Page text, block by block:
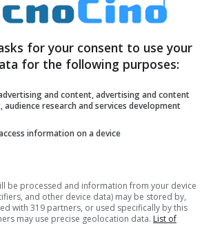
for your consent to use your
for the following purposes:
and content, advertising and content
audience research and services development
information on a device
be processed and information from your device
and other device data) may be stored by,
with 319 partners, or used specifically by this
may use precise geolocation data. List of